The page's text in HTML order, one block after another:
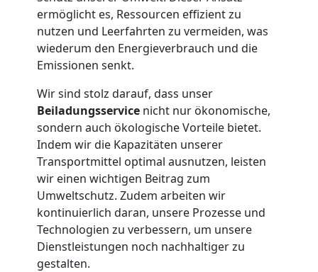
ermöglicht es, Ressourcen effizient zu
nutzen und Leerfahrten zu vermeiden, was
wiederum den Energieverbrauch und die
Emissionen senkt.
Wir sind stolz darauf, dass unser
Beiladungsservice nicht nur ökonomische,
sondern auch ökologische Vorteile bietet.
Indem wir die Kapazitäten unserer
Transportmittel optimal ausnutzen, leisten
wir einen wichtigen Beitrag zum
Umweltschutz. Zudem arbeiten wir
kontinuierlich daran, unsere Prozesse und
Technologien zu verbessern, um unsere
Dienstleistungen noch nachhaltiger zu
gestalten.
Feldkirch
Tresortransport
Feldkirch
Umzug
für